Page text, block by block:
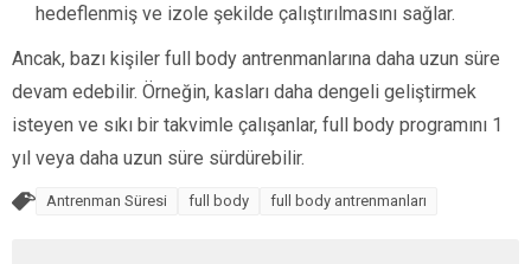
hedeflenmiş ve izole şekilde çalıştırılmasını sağlar.
Ancak, bazı kişiler full body antrenmanlarına daha uzun süre
devam edebilir. Örneğin, kasları daha dengeli geliştirmek
isteyen ve sıkı bir takvimle çalışanlar, full body programını 1
yıl veya daha uzun süre sürdürebilir.
Antrenman Süresi full body full body antrenmanları